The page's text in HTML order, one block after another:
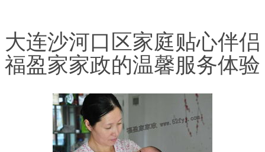
大连沙河口区家庭贴心伴侣
福盈家家政的温馨服务体验